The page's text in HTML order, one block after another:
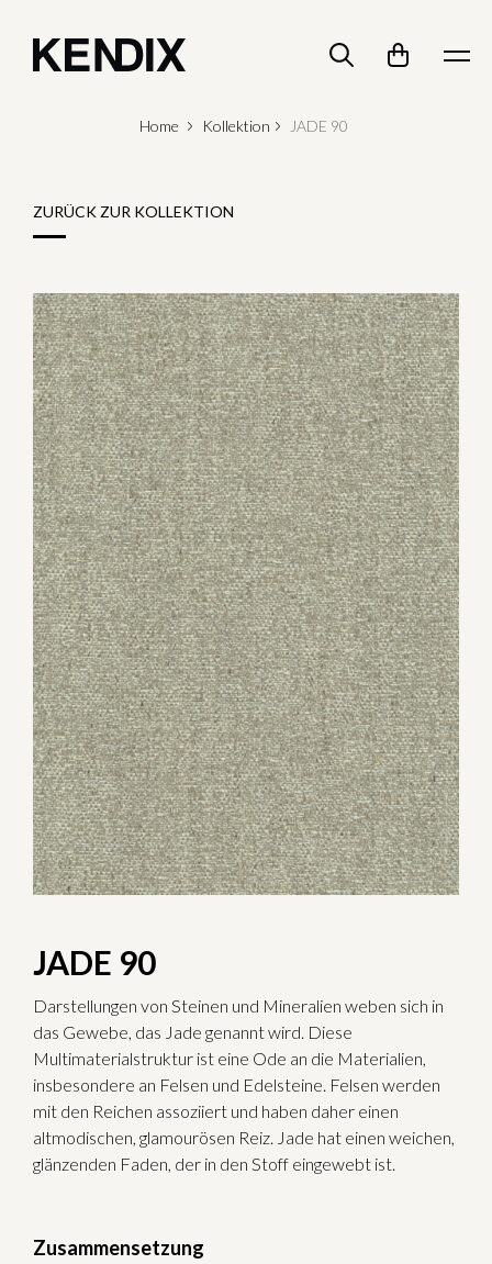
Home Kollektion JADE 90
ZURÜCK ZUR KOLLEKTION
JADE 90
Darstellungen von Steinen und Mineralien weben sich in
das Gewebe, das Jade genannt wird. Diese
Multimaterialstruktur ist eine Ode an die Materialien,
insbesondere an Felsen und Edelsteine. Felsen werden
mit den Reichen assoziiert und haben daher einen
altmodischen, glamourösen Reiz. Jade hat einen weichen,
glänzenden Faden, der in den Stoff eingewebt ist.
Zusammensetzung